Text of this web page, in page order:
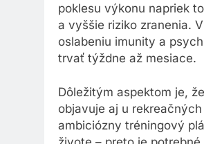
poklesu výkonu napriek
a vyššie riziko zranenia.
oslabeniu imunity a
trvať týždne až mesiace.
Dôležitým aspektom je,
objavuje aj u
ambiciózny tréningový